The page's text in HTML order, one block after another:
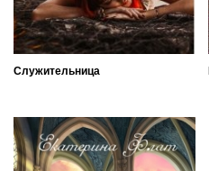
Служительница